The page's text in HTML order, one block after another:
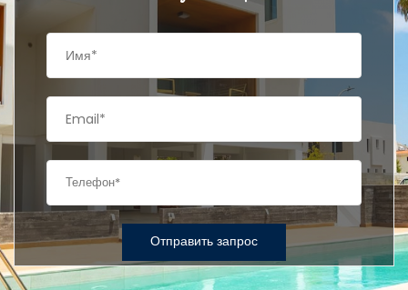
Отправить запрос